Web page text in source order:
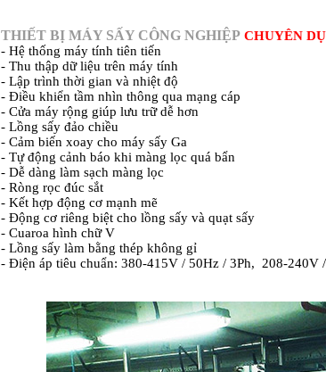
THIẾT BỊ MÁY SẤY CÔNG NGHIỆP CHUYÊN
- Hệ thống máy tính tiên tiến
- Thu thập dữ liệu trên máy tính
- Lập trình thời gian và nhiệt độ
- Điều khiển tầm nhìn thông qua mạng cáp
- Cửa máy rộng giúp lưu trữ dễ hơn
- Lồng sấy đảo chiều
- Cảm biến xoay cho máy sấy Ga
- Tự động cảnh báo khi màng lọc quá bẩn
- Dễ dàng làm sạch màng lọc
- Ròng rọc đúc sắt
- Kết hợp động cơ mạnh mẽ
- Động cơ riêng biệt cho lồng sấy và quạt sấy
- Cuaroa hình chữ V
- Lồng sấy làm bằng thép không gỉ
- Điện áp tiêu chuẩn: 380-415V / 50Hz / 3Ph, 208-240V